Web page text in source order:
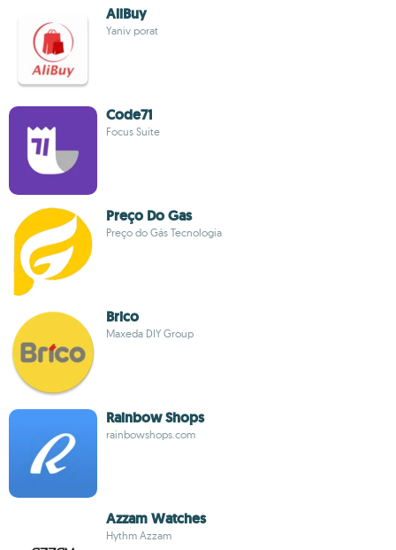
AliBuy
Yaniv porat
Code71
Focus Suite
Preço Do Gas
Preço do Gás Tecnologia
Brico
Maxeda DIY Group
Rainbow Shops
rainbowshops.com
Azzam Watches
Hythm Azzam